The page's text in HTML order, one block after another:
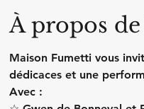
À propos
Maison Fumetti vous
dédicaces et une
Avec :